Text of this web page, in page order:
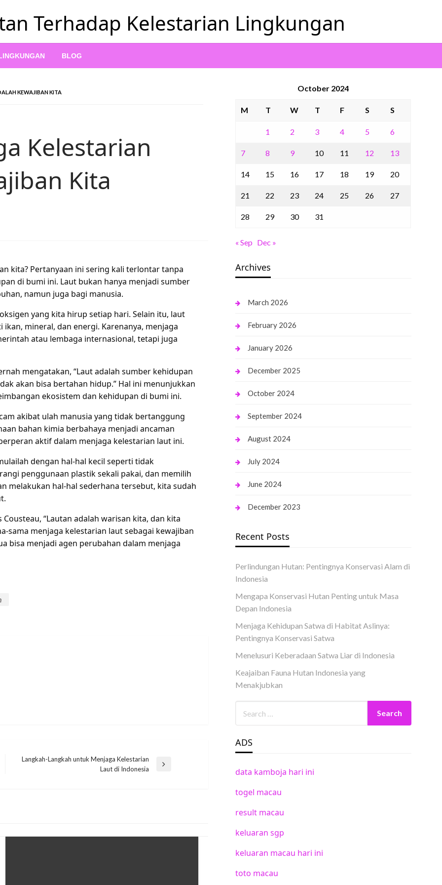
Terhadap Kelestarian Lingkungan
BLOG
KEWAJIBAN KITA
Kelestarian
Kita
kita? Pertanyaan ini sering kali terlontar tanpa
di bumi ini. Laut bukan hanya menjadi sumber
namun juga bagi manusia.
yang kita hirup setiap hari. Selain itu, laut
mineral, dan energi. Karenanya, menjaga
atau lembaga internasional, tetapi juga
mengatakan, “Laut adalah sumber kehidupan
akan bisa bertahan hidup.” Hal ini menunjukkan
ekosistem dan kehidupan di bumi ini.
akibat ulah manusia yang tidak bertanggung
bahan kimia berbahaya menjadi ancaman
aktif dalam menjaga kelestarian laut ini.
dengan hal-hal kecil seperti tidak
penggunaan plastik sekali pakai, dan memilih
melakukan hal-hal sederhana tersebut, kita sudah
“Lautan adalah warisan kita, dan kita
sama menjaga kelestarian laut sebagai kewajiban
bisa menjadi agen perubahan dalam menjaga
Langkah-Langkah untuk Menjaga Kelestarian
Laut di Indonesia
October 2024
M T W T F S S
1 2 3 4 5 6
7 8 9 10 11 12 13
14 15 16 17 18 19 20
21 22 23 24 25 26 27
28 29 30 31
« Sep Dec »
Archives
March 2026
February 2026
January 2026
December 2025
October 2024
September 2024
August 2024
July 2024
June 2024
December 2023
Recent Posts
Perlindungan Hutan: Pentingnya Konservasi Alam di
Indonesia
Mengapa Konservasi Hutan Penting untuk Masa
Depan Indonesia
Menjaga Kehidupan Satwa di Habitat Aslinya:
Pentingnya Konservasi Satwa
Menelusuri Keberadaan Satwa Liar di Indonesia
Keajaiban Fauna Hutan Indonesia yang
Menakjubkan
ADS
data kamboja hari ini
togel macau
result macau
keluaran sgp
keluaran macau hari ini
toto macau